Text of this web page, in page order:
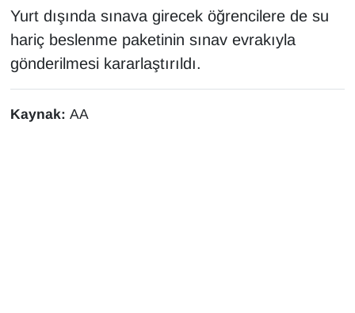
Yurt dışında sınava girecek öğrencilere de su
hariç beslenme paketinin sınav evrakıyla
gönderilmesi kararlaştırıldı.
Kaynak: AA